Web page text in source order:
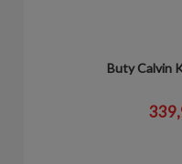
Buty Calvin